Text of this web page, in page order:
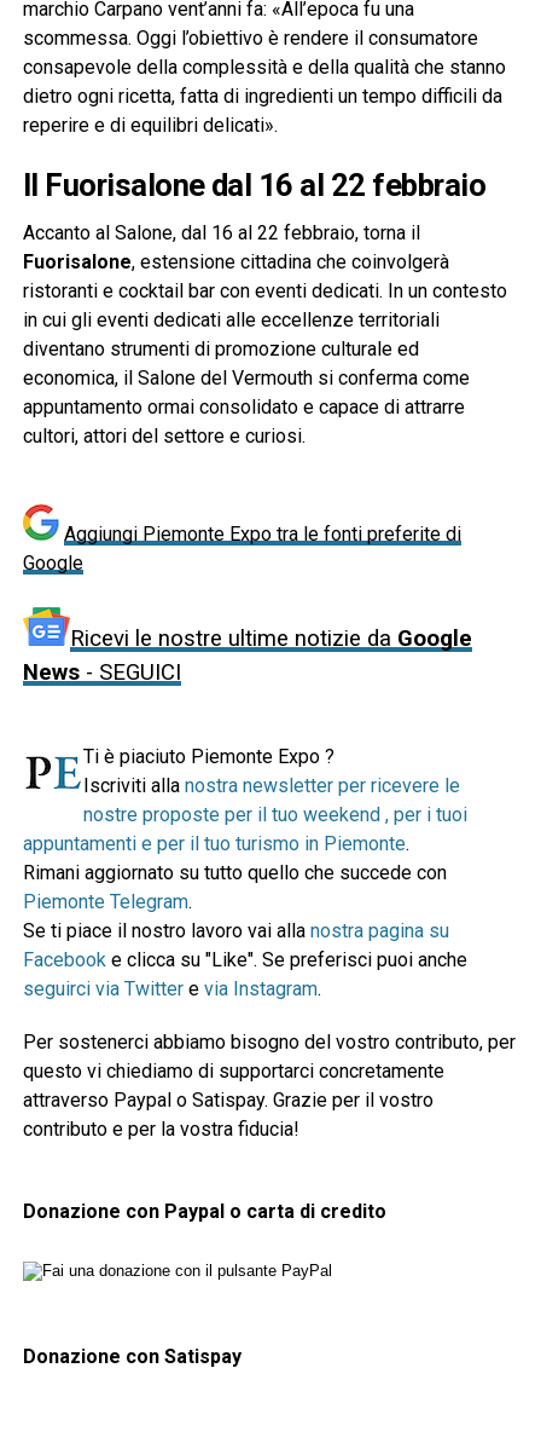
marchio Carpano vent’anni fa: «All’epoca fu una
scommessa. Oggi l’obiettivo è rendere il consumatore
consapevole della complessità e della qualità che stanno
dietro ogni ricetta, fatta di ingredienti un tempo difficili da
reperire e di equilibri delicati».
Il Fuorisalone dal 16 al 22 febbraio
Accanto al Salone, dal 16 al 22 febbraio, torna il
Fuorisalone, estensione cittadina che coinvolgerà
ristoranti e cocktail bar con eventi dedicati. In un contesto
in cui gli eventi dedicati alle eccellenze territoriali
diventano strumenti di promozione culturale ed
economica, il Salone del Vermouth si conferma come
appuntamento ormai consolidato e capace di attrarre
cultori, attori del settore e curiosi.
Aggiungi Piemonte Expo tra le fonti preferite di
Google
Ricevi le nostre ultime notizie da Google
News- SEGUICI
Ti è piaciuto Piemonte Expo ?
Iscriviti alla nostra newsletter per ricevere le
nostre proposte per il tuo weekend , per i tuoi
appuntamenti e per il tuo turismo in Piemonte.
Rimani aggiornato su tutto quello che succede con
Piemonte Telegram.
Se ti piace il nostro lavoro vai alla nostra pagina su
Facebook e clicca su "Like". Se preferisci puoi anche
seguirci via Twittere via Instagram.
Per sostenerci abbiamo bisogno del vostro contributo, per
questo vi chiediamo di supportarci concretamente
attraverso Paypal o Satispay. Grazie per il vostro
contributo e per la vostra fiducia!
Donazione con Paypal o carta di credito
Donazione con Satispay